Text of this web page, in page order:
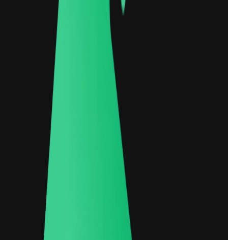
Đặt bàn & Gọi món
Gọi món tại bàn
Chi tiết món
Tùy chọn sản phẩm